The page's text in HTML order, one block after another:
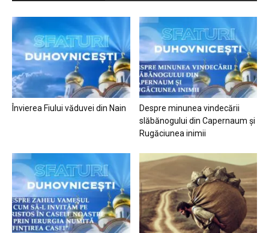
Învierea Fiului văduvei din Nain
Despre minunea vindecării
slăbănogului din Capernaum și
Rugăciunea inimii